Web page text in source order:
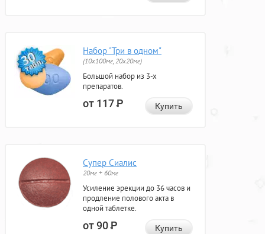
Набор "Три в одном"
(10x100мг, 20x20мг)
Большой набор из 3-х
препаратов.
от 117Р Купить
Супер Сиалис
20мг + 60мг
Усиление эрекции до 36 часов и
продление полового акта в
одной таблетке.
от 90Р Купить